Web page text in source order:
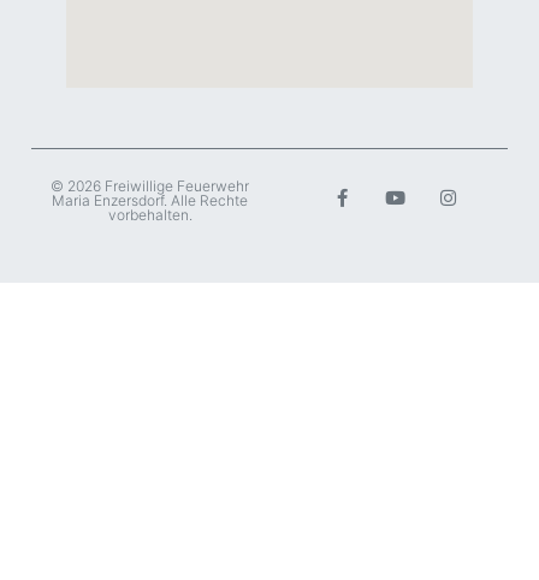
© 2026 Freiwillige Feuerwehr
Maria Enzersdorf. Alle Rechte
vorbehalten.